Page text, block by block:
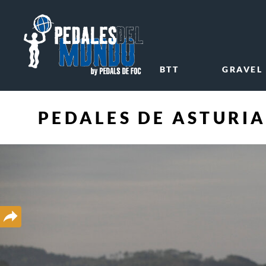
BTT GRAVEL
PEDALES DE
Compartir